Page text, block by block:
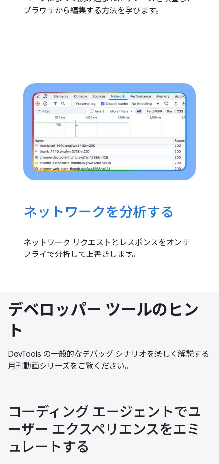
ブラウザから編集する方法を学びます。
ネットワークを分析する
ネットワーク リクエストとレスポンスをオンザ
フライで分析して上書きします。
デベロッパー ツールのヒン
ト
DevTools の一般的なデバッグ シナリオを楽しく解説する
月刊動画シリーズをご覧ください。
コーディング エージェントでユ
ーザー エクスペリエンスをエミ
ュレートする